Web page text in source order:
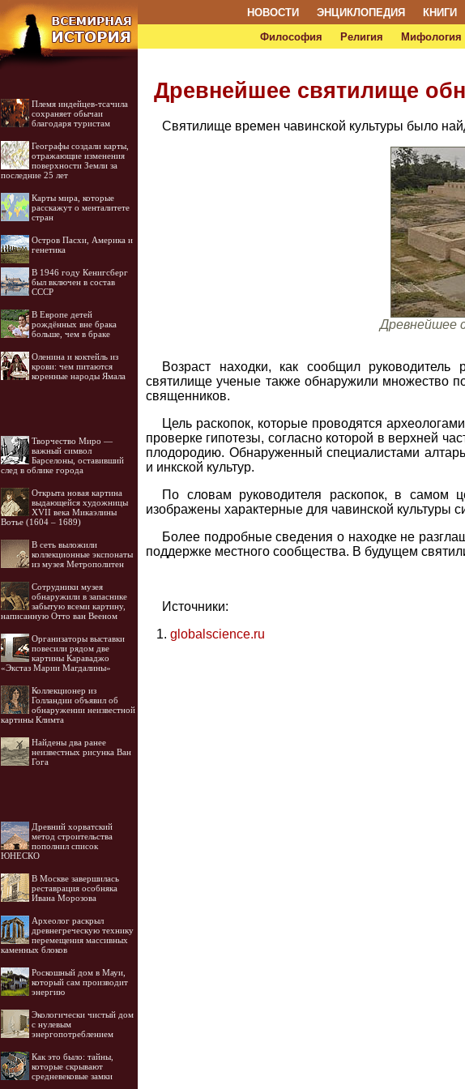
НОВОСТИ ЭНЦИКЛОПЕДИЯ КНИГИ
Философия
Религия Мифология
Племя индейцев-тсачила
сохраняет обычаи
благодаря туристам
Географы создали карты,
отражающие изменения
поверхности Земли за
последние 25 лет
Карты мира, которые
расскажут о менталитете
стран
Остров Пасхи, Америка и
генетика
В 1946 году Кенигсберг
был включен в состав
СССР
В Европе детей
рождённых вне брака
больше, чем в браке
Оленина и коктейль из
крови: чем питаются
коренные народы Ямала
Творчество Миро —
важный символ
Барселоны, оставивший
след в облике города
Открыта новая картина
выдающейся художницы
XVII века Микаэлины
Вотье (1604 – 1689)
В сеть выложили
коллекционные экспонаты
из музея Метрополитен
Cотрудники музея
обнаружили в запаснике
забытую всеми картину,
написанную Отто ван Вееном
Организаторы выставки
повесили рядом две
картины Караваджо
«Экстаз Марии Магдалины»
Коллекционер из
Голландии объявил об
обнаружении неизвестной
картины Климта
Найдены два ранее
неизвестных рисунка Ван
Гога
Древний хорватский
метод строительства
пополнил список
ЮНЕСКО
В Москве завершилась
реставрация особняка
Ивана Морозова
Археолог раскрыл
древнегреческую технику
перемещения массивных
каменных блоков
Роскошный дом в Мауи,
который сам производит
энергию
Экологически чистый дом
с нулевым
энергопотреблением
Как это было: тайны,
которые скрывают
средневековые замки
Древнейшее святилище
Святилище времен чавинской культуры было
Древнейшее
Возраст находки, как сообщил
святилище ученые также обнаружили множество
священников.
Цель раскопок, которые проводятся
проверке гипотезы, согласно которой в верхней
плодородию. Обнаруженный специалистами
и инкской культур.
По словам руководителя раскопок, в
изображены характерные для чавинской культуры
Более подробные сведения о находке не
поддержке местного сообщества. В будущем
Источники:
globalscience.ru